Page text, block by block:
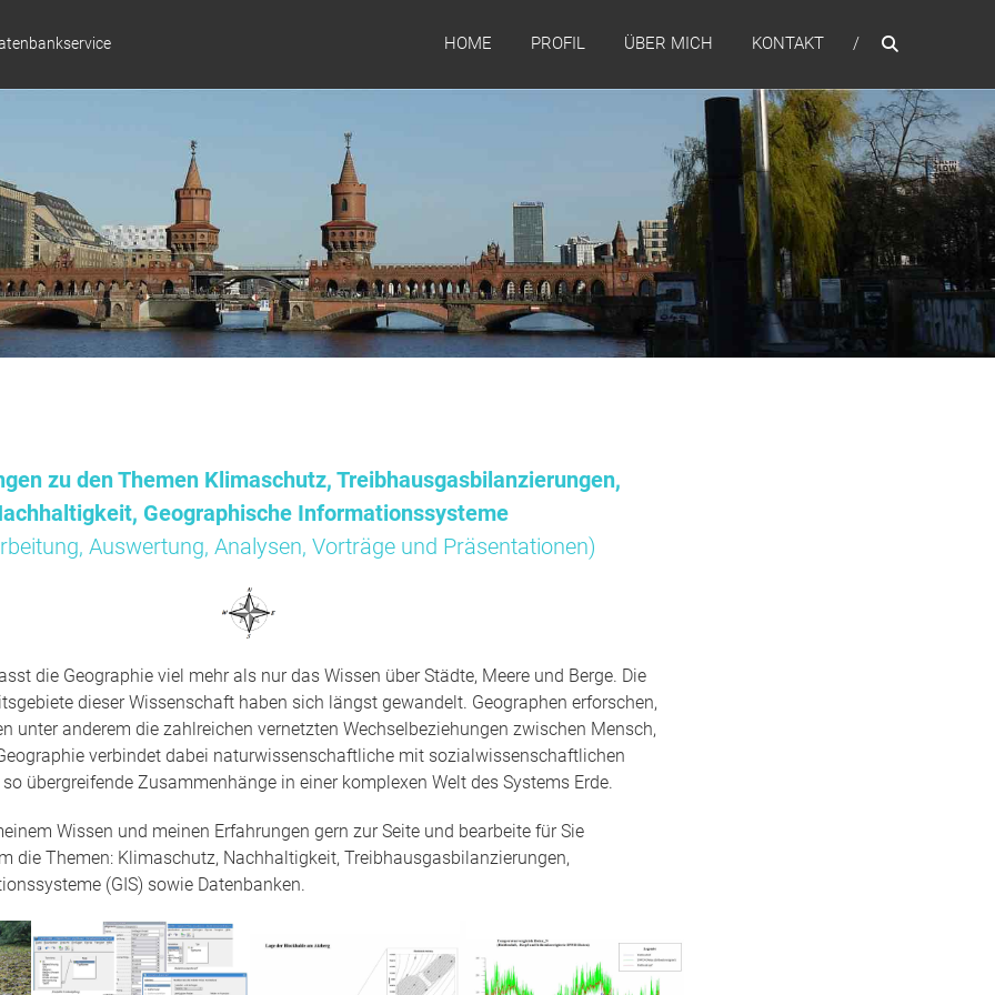
HOME PROFIL ÜBER MICH KONTAKT
zu den Themen Klimaschutz, Treibhausgasbilanzierungen,
Geographische Informationssysteme
Auswertung, Analysen, Vorträge und Präsentationen)
die Geographie viel mehr als nur das Wissen über Städte, Meere und Berge. Die
dieser Wissenschaft haben sich längst gewandelt. Geographen erforschen,
unter anderem die zahlreichen vernetzten Wechselbeziehungen zwischen Mensch,
verbindet dabei naturwissenschaftliche mit sozialwissenschaftlichen
übergreifende Zusammenhänge in einer komplexen Welt des Systems Erde.
Wissen und meinen Erfahrungen gern zur Seite und bearbeite für Sie
die Themen: Klimaschutz, Nachhaltigkeit, Treibhausgasbilanzierungen,
(GIS) sowie Datenbanken.